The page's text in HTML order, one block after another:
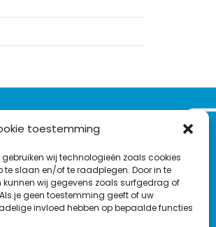
toestemming
wij technologieën zoals cookies
slaan en/of te raadplegen. Door in te
wij gegevens zoals surfgedrag of
je geen toestemming geeft of uw
invloed hebben op bepaalde functies
ONS OP:
T
F
a
c
Y
o
u
C
o
n